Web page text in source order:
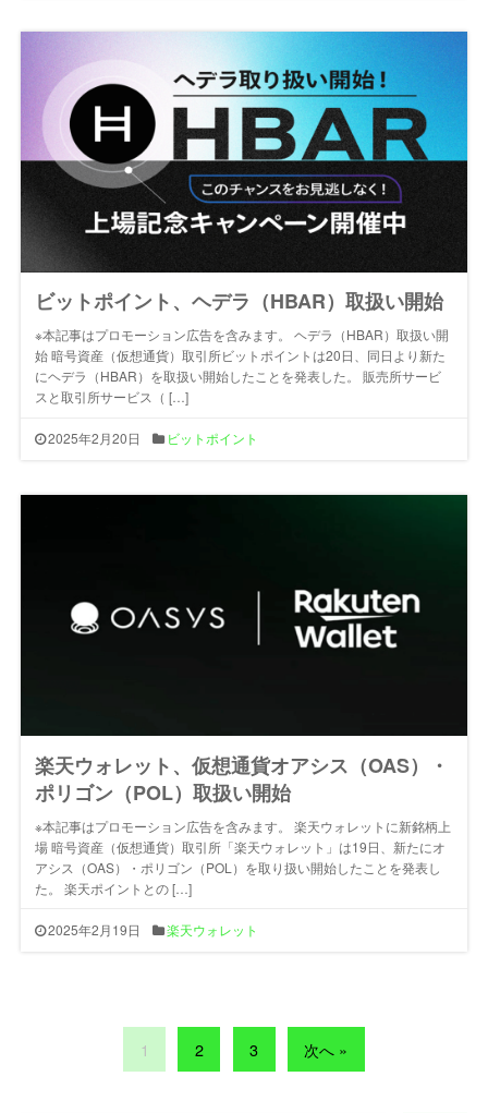
ビットポイント、ヘデラ（HBAR）取扱い開始
※本記事はプロモーション広告を含みます。 ヘデラ（HBAR）取扱い開
始 暗号資産（仮想通貨）取引所ビットポイントは20日、同日より新た
にヘデラ（HBAR）を取扱い開始したことを発表した。 販売所サービ
スと取引所サービス（ […]
2025年2月20日 ビットポイント
楽天ウォレット、仮想通貨オアシス（OAS）・
ポリゴン（POL）取扱い開始
※本記事はプロモーション広告を含みます。 楽天ウォレットに新銘柄上
場 暗号資産（仮想通貨）取引所「楽天ウォレット」は19日、新たにオ
アシス（OAS）・ポリゴン（POL）を取り扱い開始したことを発表し
た。 楽天ポイントとの […]
2025年2月19日 楽天ウォレット
1 2 3 次へ »